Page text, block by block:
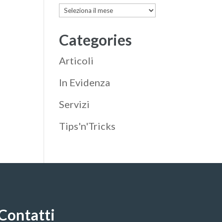
Archives
Categories
Articoli
In Evidenza
Servizi
Tips'n'Tricks